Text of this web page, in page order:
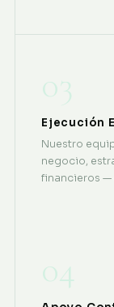
03
Ejecución
Nuestro
negocio,
financieros —
04